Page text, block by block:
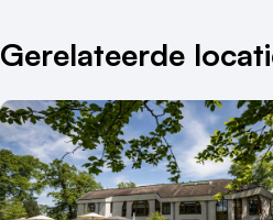
Gerelateerde